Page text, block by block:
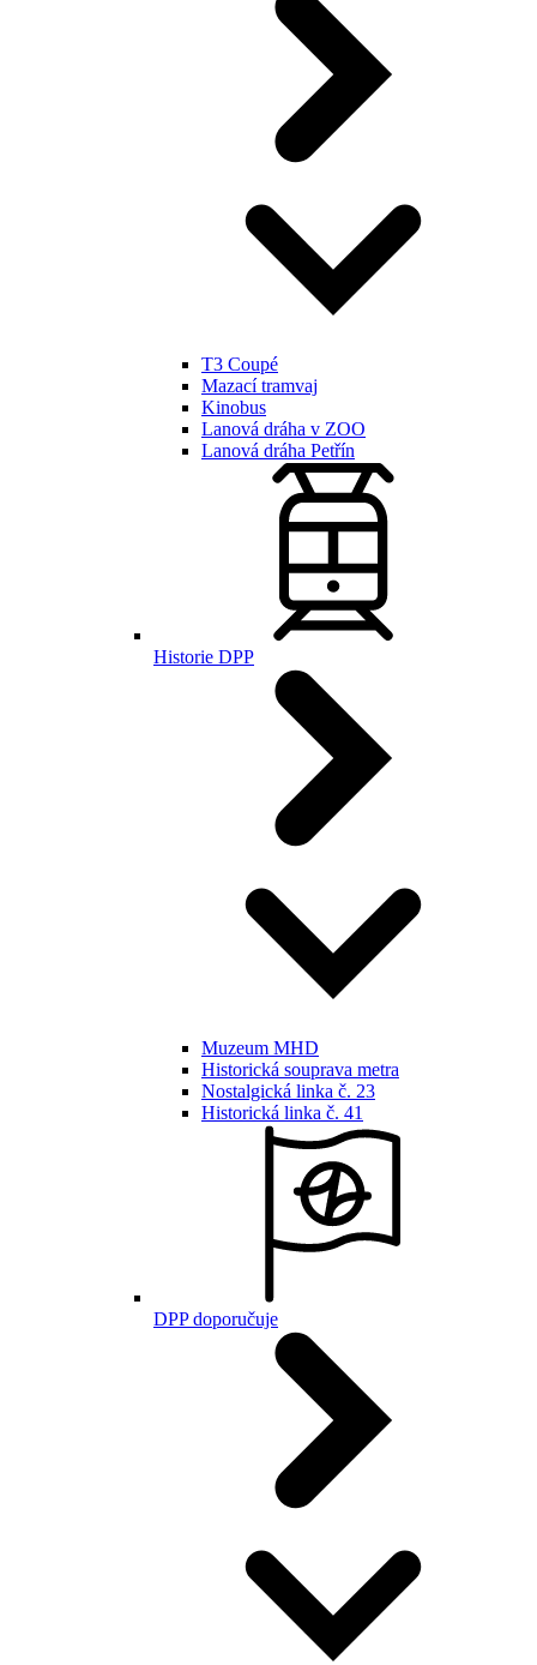
T3 Coupé
Mazací tramvaj
Kinobus
Lanová dráha v ZOO
Lanová dráha Petřín
Historie DPP
Muzeum MHD
Historická souprava metra
Nostalgická linka č. 23
Historická linka č. 41
DPP doporučuje